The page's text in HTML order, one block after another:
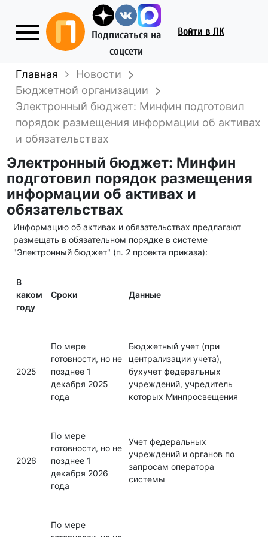
Подписаться на
соцсети
Войти в ЛК
Главная
Новости
Бюджетной организации
Электронный бюджет: Минфин подготовил
порядок размещения информации об активах
и обязательствах
Электронный бюджет: Минфин
подготовил порядок размещения
информации об активах и
обязательствах
Информацию об активах и обязательствах предлагают
размещать в обязательном порядке в системе
"Электронный бюджет" (п. 2 проекта приказа):
В
каком
году
Сроки Данные
2025
По мере
готовности, но не
позднее 1
декабря 2025
года
Бюджетный учет (при
централизации учета),
бухучет федеральных
учреждений, учредитель
которых Минпросвещения
2026
По мере
готовности, но не
позднее 1
декабря 2026
года
Учет федеральных
учреждений и органов по
запросам оператора
системы
По мере